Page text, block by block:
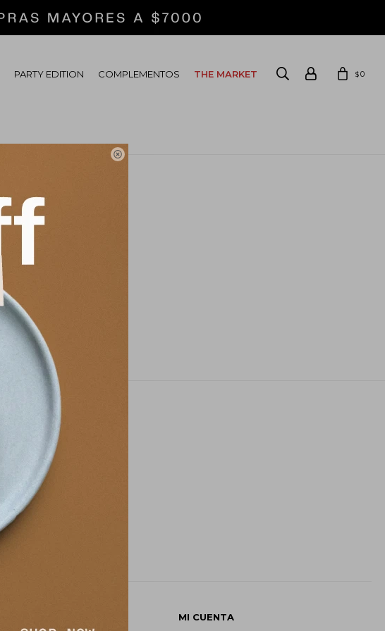

PARTY EDITION COMPLEMENTOS THE MARKET $0
MI CUENTA
SUSCRIBIRME